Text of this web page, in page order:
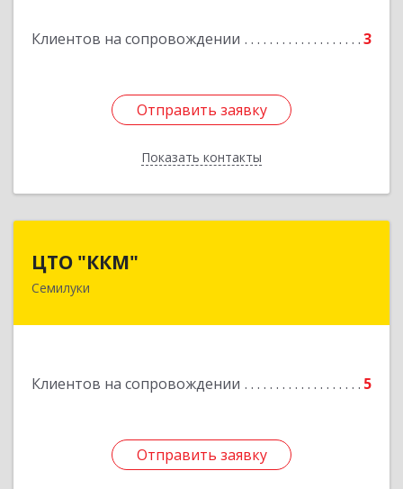
Клиентов на сопровождении 3
Отправить заявку
Показать контакты
Отправить заявку
Назад
ЦТО "ККМ"
Семилуки
Клиентов на сопровождении 5
Отправить заявку
Отправить заявку